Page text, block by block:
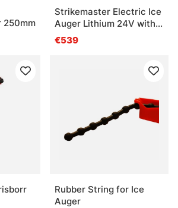
5:sta tähdestä
250mm
Strikemaster Electric Ice
Auger Lithium 24V with
Lite-Flite
€539
Rubber String for Ice
Auger